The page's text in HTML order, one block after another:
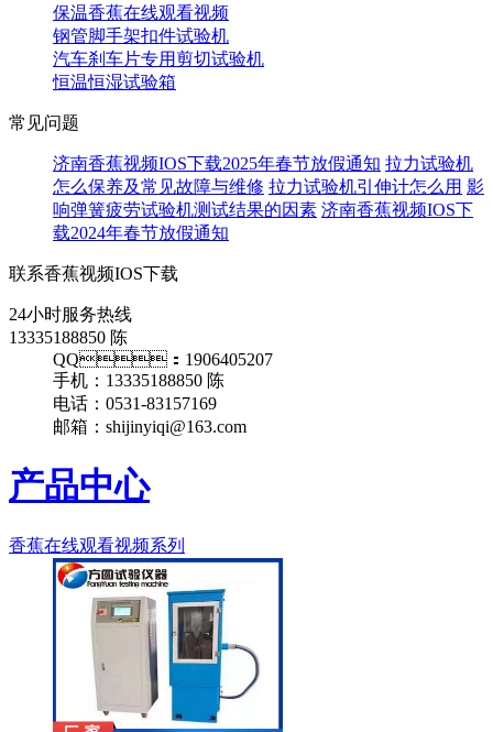
保温香蕉在线观看视频
钢管脚手架扣件试验机
汽车刹车片专用剪切试验机
恒温恒湿试验箱
常见问题
济南香蕉视频IOS下载2025年春节放假通知 拉力试验机
怎么保养及常见故障与维修 拉力试验机引伸计怎么用 影
响弹簧疲劳试验机测试结果的因素 济南香蕉视频IOS下
载2024年春节放假通知
联系香蕉视频IOS下载
24小时服务热线
13335188850 陈
QQ：1906405207
手机：13335188850 陈
电话：0531-83157169
邮箱：shijinyiqi@163.com
产品中心
香蕉在线观看视频系列